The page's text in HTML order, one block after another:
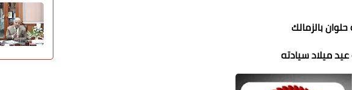
بالزمالك
ميلاد سيادته